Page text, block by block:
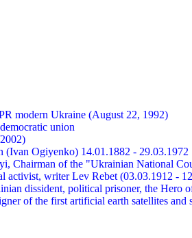
modern Ukraine (August 22, 1992)
union
Ogiyenko) 14.01.1882 - 29.03.1972
Chairman of the "Ukrainian National
activist, writer Lev Rebet (03.03.1912 -
dissident, political prisoner, the Hero
of the first artificial earth satellites and